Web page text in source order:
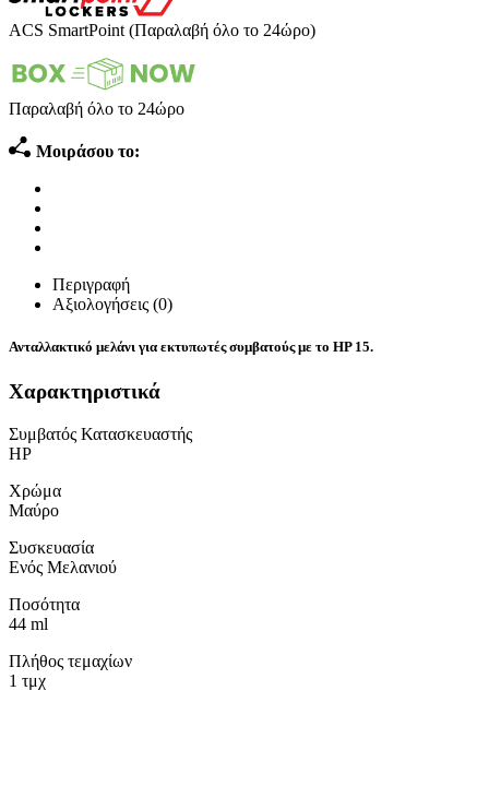
ACS SmartPoint (Παραλαβή όλο το 24ώρο)
Παραλαβή όλο το 24ώρο
Μοιράσου το:
Περιγραφή
Αξιολογήσεις (0)
Ανταλλακτικό μελάνι για εκτυπωτές συμβατούς με το HP 15.
Χαρακτηριστικά
Συμβατός Κατασκευαστής
HP
Χρώμα
Μαύρο
Συσκευασία
Ενός Μελανιού
Ποσότητα
44 ml
Πλήθος τεμαχίων
1 τμχ